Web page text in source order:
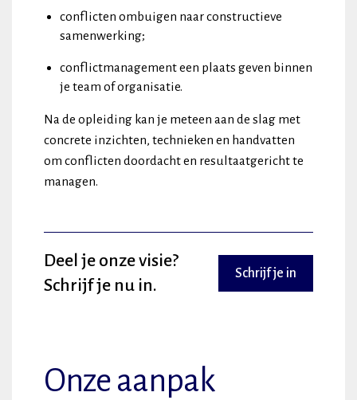
conflicten ombuigen naar constructieve
samenwerking;
conflictmanagement een plaats geven binnen
je team of organisatie.
Na de opleiding kan je meteen aan de slag met
concrete inzichten, technieken en handvatten
om conflicten doordacht en resultaatgericht te
managen.
Deel je onze visie?
Schrijf je nu in.
Schrijf je in
Onze aanpak